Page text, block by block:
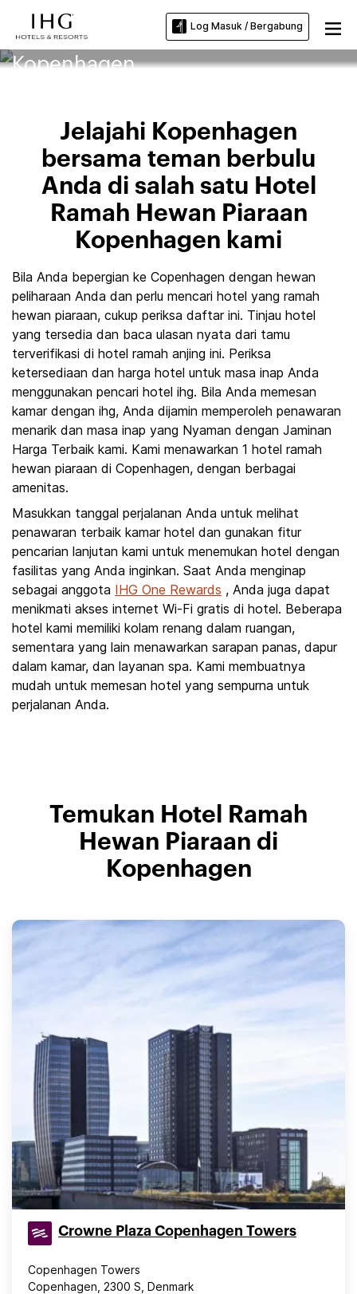
Log Masuk / Bergabung
Hotel Ramah Hewan Piaraan di
Kopenhagen
Jelajahi Kopenhagen
bersama teman berbulu
Anda di salah satu Hotel
Ramah Hewan Piaraan
Kopenhagen kami
Bila Anda bepergian ke Copenhagen dengan hewan
peliharaan Anda dan perlu mencari hotel yang ramah
hewan piaraan, cukup periksa daftar ini. Tinjau hotel
yang tersedia dan baca ulasan nyata dari tamu
terverifikasi di hotel ramah anjing ini. Periksa
ketersediaan dan harga hotel untuk masa inap Anda
menggunakan pencari hotel ihg. Bila Anda memesan
kamar dengan ihg, Anda dijamin memperoleh penawaran
menarik dan masa inap yang Nyaman dengan Jaminan
Harga Terbaik kami. Kami menawarkan 1 hotel ramah
hewan piaraan di Copenhagen, dengan berbagai
amenitas.
Masukkan tanggal perjalanan Anda untuk melihat
penawaran terbaik kamar hotel dan gunakan fitur
pencarian lanjutan kami untuk menemukan hotel dengan
fasilitas yang Anda inginkan. Saat Anda menginap
sebagai anggota IHG One Rewards , Anda juga dapat
menikmati akses internet Wi-Fi gratis di hotel. Beberapa
hotel kami memiliki kolam renang dalam ruangan,
sementara yang lain menawarkan sarapan panas, dapur
dalam kamar, dan layanan spa. Kami membuatnya
mudah untuk memesan hotel yang sempurna untuk
perjalanan Anda.
Temukan Hotel Ramah
Hewan Piaraan di
Kopenhagen
Crowne Plaza Copenhagen Towers
Copenhagen Towers
Copenhagen, 2300 S, Denmark